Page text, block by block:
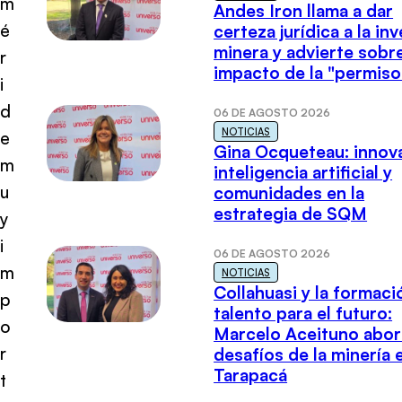
é
r
i
d
e
m
u
y
i
m
p
o
r
t
Andes Iron llama a dar
certeza jurídica a la
minera y advierte
impacto de la
06 DE AGOSTO 2026
NOTICIAS
Gina Ocqueteau:
inteligencia artificial y
comunidades en la
estrategia de SQM
06 DE AGOSTO 2026
NOTICIAS
Collahuasi y la
talento para el futuro:
Marcelo Aceituno
desafíos de la minería
Tarapacá